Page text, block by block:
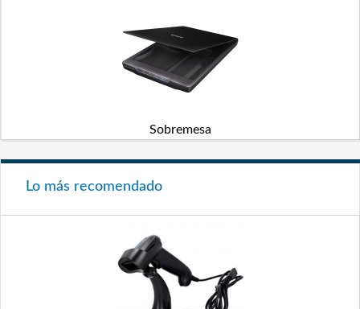
Sobremesa
Lo más recomendado